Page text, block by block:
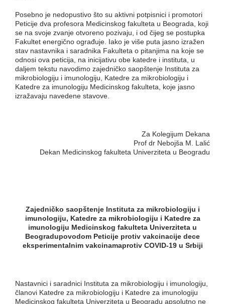
Posebno je nedopustivo što su aktivni potpisnici i promotori
Peticije dva profesora Medicinskog fakulteta u Beograda, koji
se na svoje zvanje otvoreno pozivaju, i od čijeg se postupka
Fakultet energično ograđuje. Iako je više puta jasno izražen
stav nastavnika i saradnika Fakulteta o pitanjima na koje se
odnosi ova peticija, na inicijativu obe katedre i instituta, u
daljem tekstu navodimo zajedničko saopštenje Instituta za
mikrobiologiju i imunologiju, Katedre za mikrobiologiju i
Katedre za imunologiju Medicinskog fakulteta, koje jasno
izražavaju navedene stavove.
Za Kolegijum Dekana
Prof dr Nebojša M. Lalić
Dekan Medicinskog fakulteta Univerziteta u Beogradu
Zajedničko saopštenje Instituta za mikrobiologiju i
imunologiju, Katedre za mikrobiologiju i Katedre za
imunologiju Medicinskog fakulteta Univerziteta u
Beogradupovodom Peticije protiv vakcinacije dece
eksperimentalnim vakcinamaprotiv COVID-19 u Srbiji
Nastavnici i saradnici Instituta za mikrobiologiju i imunologiju,
članovi Katedre za mikrobiologiju i Katedre za imunologiju
Medicinskog fakulteta Univerziteta u Beogradu apsolutno ne